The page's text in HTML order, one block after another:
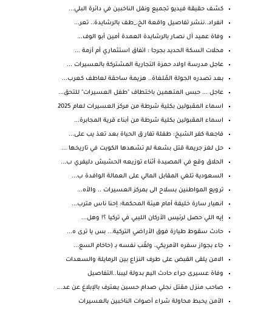
كشف حقيقة فيديو تجميع ونقل الناخبين في دائرة البلي...
انفراد..ننشر تفاصيل واقعة الخ._طف بالرشايدة.. تعر...
وفاة عميد آل نصــار بالرشايدة العمدة أمين أبو الوف...
محلات السكة الحديد بجرجا : اتفاق استثماري أم أزمة ...
عاجل مدرسة اولاد حمزة التجارية المشتركة بالعسيرات ...
بعد تصدره الجولة المُلغاة.. هزيمة ساحقة لعاطف كعرب...
عاجل ... حبس المتهمين باختطاف "طفل العسيرات" للتحق...
اسماء المقبولين بكلية شرطة من مركز العسيرات لعام 2025
اسماء المقبولين بكلية شرطة من أبناء قرية المجابرة...
فاجعة كفر الشيخ: طفلة تفار ق الحياة بعد تعذ يب على...
حل لغز جريمة قتل بشعة لم تشهدها الكويت في تاريخها ...
الحلاق وقع في المصيدة أثناء توزيعه الحشيش دليفري ب...
السعودية تلغي المقابل المالي على العمالة الوافدة ب...
ترويع المواطنين بسلاح الى بمركز العسيرات .. والأه...
انهيار سارة خليفة أمام هيئة المحكمة: إحنا ناس مترب...
إيه اللي حصل لرئيس الأركان الليبي في تركيا ؟! وهل...
حادث سقوط طيارة فوق الأراضي التركية... بس يا ترى ه...
جاء بجواز سفره الأمريكي، ولقّب نفسه بـ (حاخام السع...
الامن يلقى القبض على طرف النزاع بين الرمايلة والسعدات
وفاة عسيرى جراء حادث اليم بدولة ليببا..التفاصيل
صاحب منزل مقتل نجلي صدام حسين يعترف بالإبلاغ عن عد...
الأمن يحبط محاولة شراء أصوات الناخبين بالعسيرات